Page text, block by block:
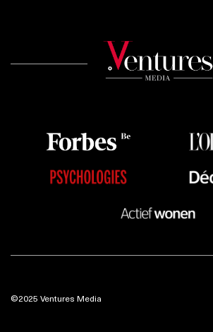
©2025 Ventures Media